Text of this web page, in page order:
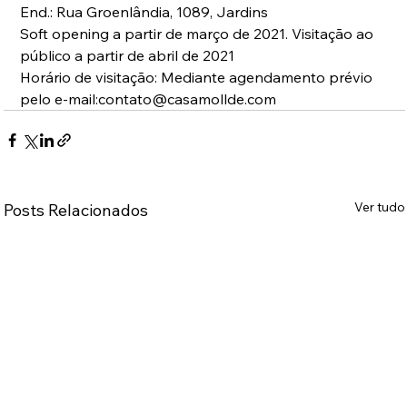
End.: Rua Groenlândia, 1089, Jardins
Soft opening a partir de março de 2021. Visitação ao
público a partir de abril de 2021
Horário de visitação: Mediante agendamento prévio
pelo e-mail:contato@casamollde.com
Posts Relacionados Ver tudo